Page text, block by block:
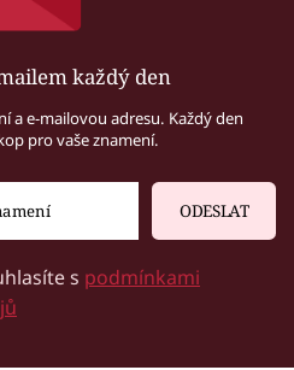
každý den
a e-mailovou adresu. Každý den
pro vaše znamení.
ODESLAT
s podmínkami